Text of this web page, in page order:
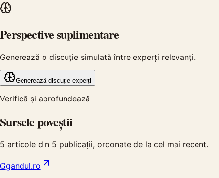
Perspective suplimentare
Generează o discuție simulată între experți relevanți.
Generează discuție experți
Verifică și aprofundează
Sursele poveștii
5 articole din 5 publicații, ordonate de la cel mai recent.
Ggandul.ro